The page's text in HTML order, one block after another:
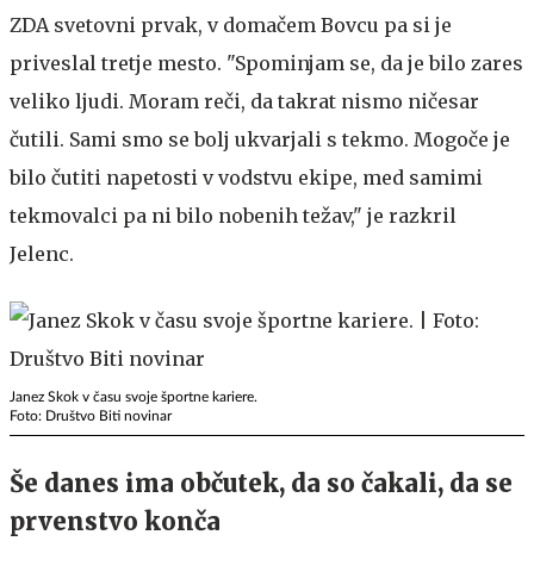
ZDA svetovni prvak, v domačem Bovcu pa si je
priveslal tretje mesto. "Spominjam se, da je bilo zares
veliko ljudi. Moram reči, da takrat nismo ničesar
čutili. Sami smo se bolj ukvarjali s tekmo. Mogoče je
bilo čutiti napetosti v vodstvu ekipe, med samimi
tekmovalci pa ni bilo nobenih težav," je razkril
Jelenc.
Janez Skok v času svoje športne kariere.
Foto: Društvo Biti novinar
Še danes ima občutek, da so čakali, da se
prvenstvo konča